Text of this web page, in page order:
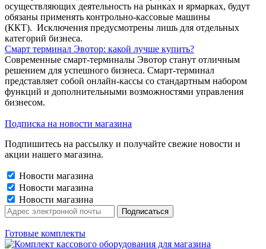
осуществляющих деятельность на рынках и ярмарках, будут
обязаны применять контрольно-кассовые машины
(ККТ). Исключения предусмотрены лишь для отдельных
категорий бизнеса.
Смарт терминал Эвотор: какой лучше купить?
Современные смарт-терминалы Эвотор станут отличным
решением для успешного бизнеса. Смарт-терминал
представляет собой онлайн-кассы со стандартным набором
функций и дополнительными возможностями управления
бизнесом.
Подписка на новости магазина
Подпишитесь на рассылку и получайте свежие новости и
акции нашего магазина.
Новости магазина
Новости магазина
Новости магазина
Готовые комплекты